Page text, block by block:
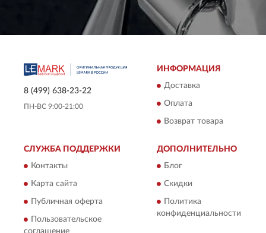
8 (499) 638-23-22
ПН-ВС 9:00-21:00
ИНФОРМАЦИЯ
Доставка
Оплата
Возврат товара
СЛУЖБА ПОДДЕРЖКИ
Контакты
Карта сайта
Публичная оферта
Пользовательское
соглашение
ДОПОЛНИТЕЛЬНО
Блог
Скидки
Политика
конфиденциальности